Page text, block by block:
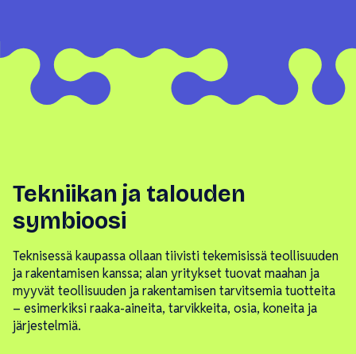
Tekniikan ja talouden
symbioosi
Teknisessä kaupassa ollaan tiivisti tekemisissä teollisuuden
ja rakentamisen kanssa; alan yritykset tuovat maahan ja
myyvät teollisuuden ja rakentamisen tarvitsemia tuotteita
– esimerkiksi raaka-aineita, tarvikkeita, osia, koneita ja
järjestelmiä.